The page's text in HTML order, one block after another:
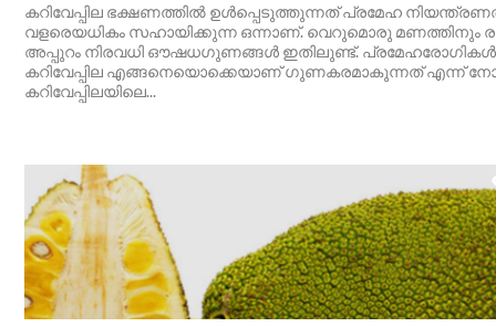
കറിവേപ്പില ഭക്ഷണത്തിൽ ഉൾപ്പെടുത്തുന്നത് പ്രമേഹ
വളരെയധികം സഹായിക്കുന്ന ഒന്നാണ്. വെറുമൊരു മണത്തിനും
അപ്പുറം നിരവധി ഔഷധഗുണങ്ങൾ ഇതിലുണ്ട്.
കറിവേപ്പില എങ്ങനെയൊക്കെയാണ് ഗുണകരമാകുന്നത് എന്ന്
കറിവേപ്പിലയിലെ...